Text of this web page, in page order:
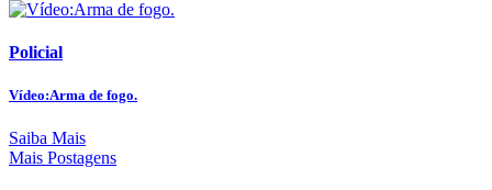
Policial
Vídeo:Arma de fogo.
Saiba Mais
Mais Postagens